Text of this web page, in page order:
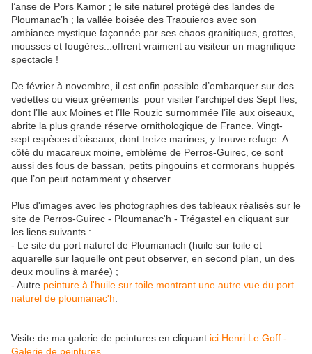
l’anse de Pors Kamor ; le site naturel protégé des landes de
Ploumanac’h ; la vallée boisée des Traouieros avec son
ambiance mystique façonnée par ses chaos granitiques, grottes,
mousses et fougères...offrent vraiment au visiteur un magnifique
spectacle !
De février à novembre, il est enfin possible d’embarquer sur des
vedettes ou vieux gréements pour visiter l’archipel des Sept Iles,
dont l’Ile aux Moines et l’Ile Rouzic surnommée l’île aux oiseaux,
abrite la plus grande réserve ornithologique de France. Vingt-
sept espèces d’oiseaux, dont treize marines, y trouve refuge. A
côté du macareux moine, emblème de Perros-Guirec, ce sont
aussi des fous de bassan, petits pingouins et cormorans huppés
que l’on peut notamment y observer…
Plus d'images avec les photographies des tableaux réalisés sur le
site de Perros-Guirec - Ploumanac'h - Trégastel en cliquant sur
les liens suivants :
- Le site du port naturel de Ploumanach (huile sur toile et
aquarelle sur laquelle ont peut observer, en second plan, un des
deux moulins à marée) ;
- Autre peinture à l'huile sur toile montrant une autre vue du port
naturel de ploumanac'h
Visite de ma galerie de peintures en cliquant ici Henri Le Goff -
Galerie de peintures